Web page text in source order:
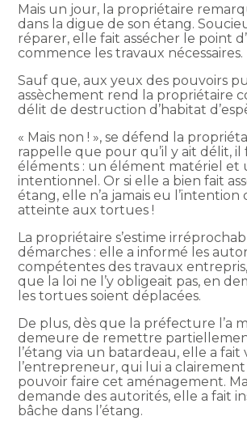
Mais un jour, la propriétaire
dans la digue de son étang.
réparer, elle fait assécher le point
commence les travaux nécessaires.
Sauf que, aux yeux des pouvoirs
assèchement rend la propriétaire
délit de destruction d’habitat
« Mais non ! », se défend la
rappelle que pour qu’il y ait délit,
éléments : un élément matériel et
intentionnel. Or si elle a bien fait
étang, elle n’a jamais eu
atteinte aux tortues !
La propriétaire s’estime
démarches : elle a informé les
compétentes des travaux
que la loi ne l’y obligeait pas, en
les tortues soient déplacées.
De plus, dès que la préfecture l’a
demeure de remettre
l’étang via un batardeau, elle a fait
l’entrepreneur, qui lui a
pouvoir faire cet aménagement.
demande des autorités, elle a fait
bâche dans l’étang.